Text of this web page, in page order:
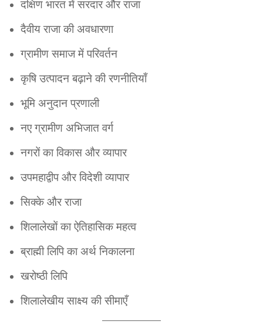
दक्षिण भारत में सरदार और राजा
दैवीय राजा की अवधारणा
ग्रामीण समाज में परिवर्तन
कृषि उत्पादन बढ़ाने की रणनीतियाँ
भूमि अनुदान प्रणाली
नए ग्रामीण अभिजात वर्ग
नगरों का विकास और व्यापार
उपमहाद्वीप और विदेशी व्यापार
सिक्के और राजा
शिलालेखों का ऐतिहासिक महत्व
ब्राह्मी लिपि का अर्थ निकालना
खरोष्ठी लिपि
शिलालेखीय साक्ष्य की सीमाएँ